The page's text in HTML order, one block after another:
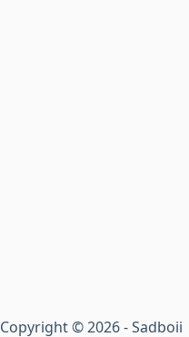
Copyright © 2026 - Sadboii